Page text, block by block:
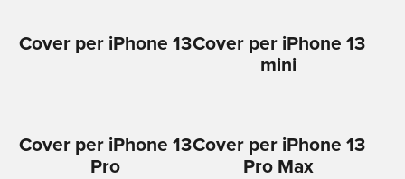
Cover per iPhone 13Cover per iPhone 13
mini
Cover per iPhone 13
Pro
Cover per iPhone 13
Pro Max